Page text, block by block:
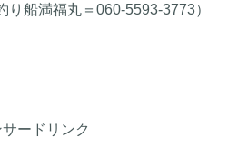
り船満福丸＝060-5593-3773）
ードリンク